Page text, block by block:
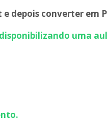
depois converter em
uma